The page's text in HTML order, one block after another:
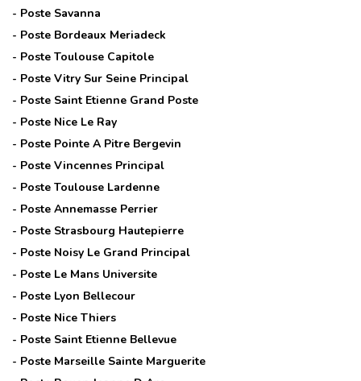
- Poste Savanna
- Poste Bordeaux Meriadeck
- Poste Toulouse Capitole
- Poste Vitry Sur Seine Principal
- Poste Saint Etienne Grand Poste
- Poste Nice Le Ray
- Poste Pointe A Pitre Bergevin
- Poste Vincennes Principal
- Poste Toulouse Lardenne
- Poste Annemasse Perrier
- Poste Strasbourg Hautepierre
- Poste Noisy Le Grand Principal
- Poste Le Mans Universite
- Poste Lyon Bellecour
- Poste Nice Thiers
- Poste Saint Etienne Bellevue
- Poste Marseille Sainte Marguerite